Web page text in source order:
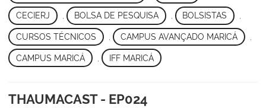
CECIERJ BOLSA DE PESQUISA BOLSISTAS
CURSOS TÉCNICOS CAMPUS AVANÇADO MARICÁ
CAMPUS MARICÁ IFF MARICÁ
THAUMACAST - EP024